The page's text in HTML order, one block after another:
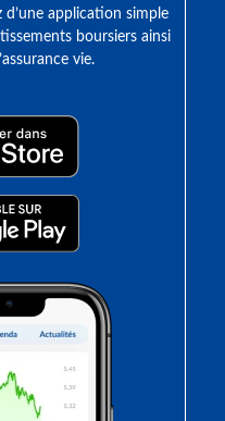
d’une application simple
boursiers ainsi
vie.